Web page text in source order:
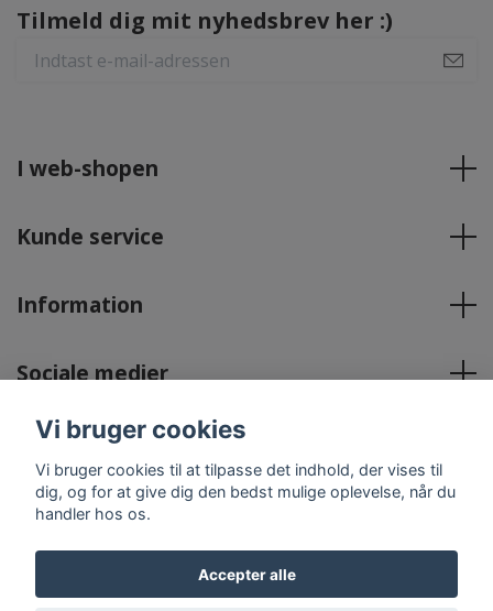
Tilmeld dig mit nyhedsbrev her :)
I web-shopen
Kunde service
Information
Sociale medier
Quickbutik
Vi bruger cookies
Vi bruger cookies til at tilpasse det indhold, der vises til
dig, og for at give dig den bedst mulige oplevelse, når du
handler hos os.
Accepter alle